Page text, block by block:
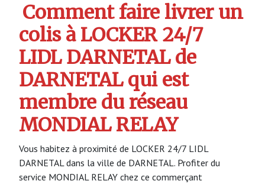
Comment faire livrer un
colis à LOCKER 24/7
LIDL DARNETAL de
DARNETAL qui est
membre du réseau
MONDIAL RELAY
Vous habitez à proximité de LOCKER 24/7 LIDL
DARNETAL dans la ville de DARNETAL. Profiter du
service MONDIAL RELAY chez ce commerçant